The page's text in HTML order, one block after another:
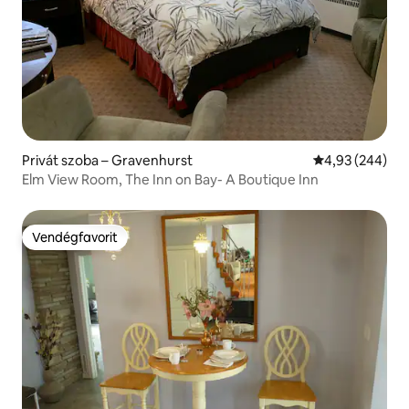
Privát szoba – Gravenhurst Átlagos
4,93 (244)
Elm View Room, The Inn on Bay- A Boutique Inn
Vendégfavorit
Vendégfavorit